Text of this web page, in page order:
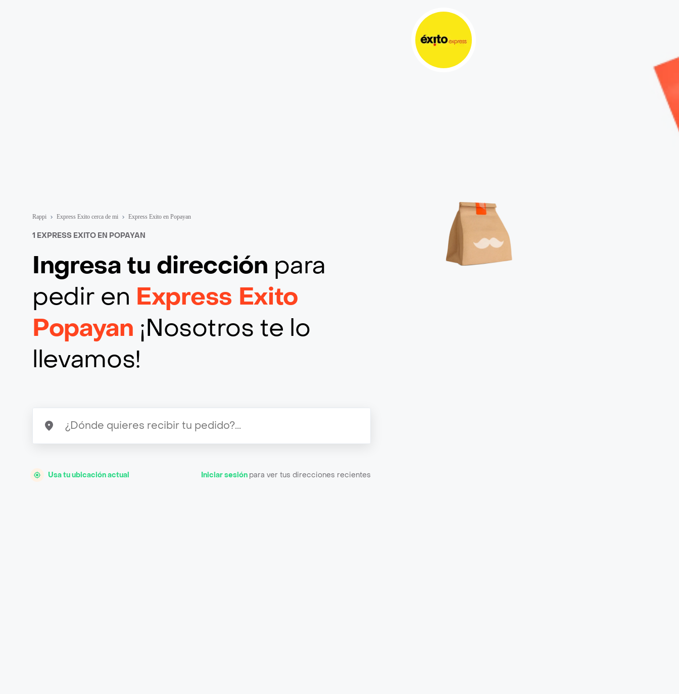
Rappi Express Exito cerca de mi Express Exito en Popayan
1 EXPRESS EXITO EN POPAYAN
Ingresa tu dirección para
pedir en Express Exito
Popayan ¡Nosotros te lo
llevamos!
Usa tu ubicación actual Iniciar sesión para ver tus direcciones recientes